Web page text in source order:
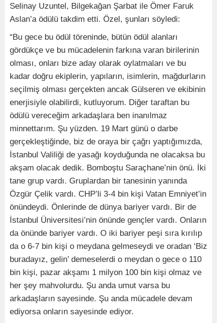
Selinay Uzuntel, Bilgekağan Şarbat ile Ömer Faruk
Aslan’a ödülü takdim etti. Özel, şunları söyledi:
“Bu gece bu ödül töreninde, bütün ödül alanları
gördükçe ve bu mücadelenin farkına varan birilerinin
olması, onları bize aday olarak oylatmaları ve bu
kadar doğru ekiplerin, yapıların, isimlerin, mağdurların
seçilmiş olması gerçekten ancak Gülseren ve ekibinin
enerjisiyle olabilirdi, kutluyorum. Diğer taraftan bu
ödülü vereceğim arkadaşlara ben inanılmaz
minnettarım. Şu yüzden. 19 Mart günü o darbe
gerçekleştiğinde, biz de oraya bir çağrı yaptığımızda,
İstanbul Valiliği de yasağı koyduğunda ne olacaksa bu
akşam olacak dedik. Bomboştu Saraçhane’nin önü. İki
tane grup vardı. Gruplardan bir tanesinin yanında
Özgür Çelik vardı. CHP’li 3-4 bin kişi Vatan Emniyet’in
önündeydi. Önlerinde de dünya bariyer vardı. Bir de
İstanbul Üniversitesi’nin önünde gençler vardı. Onların
da önünde bariyer vardı. O iki bariyer peşi sıra kırılıp
da o 6-7 bin kişi o meydana gelmeseydi ve oradan ‘Biz
buradayız, gelin’ demeselerdi o meydan o gece o 110
bin kişi, pazar akşamı 1 milyon 100 bin kişi olmaz ve
her şey mahvolurdu. Şu anda umut varsa bu
arkadaşların sayesinde. Şu anda mücadele devam
ediyorsa onların sayesinde ediyor.